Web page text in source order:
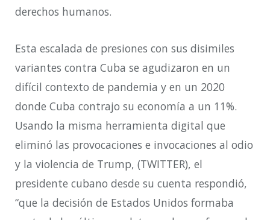
derechos humanos.
Esta escalada de presiones con sus disimiles
variantes contra Cuba se agudizaron en un
difícil contexto de pandemia y en un 2020
donde Cuba contrajo su economía a un 11%.
Usando la misma herramienta digital que
eliminó las provocaciones e invocaciones al odio
y la violencia de Trump, (TWITTER), el
presidente cubano desde su cuenta respondió,
“que la decisión de Estados Unidos formaba